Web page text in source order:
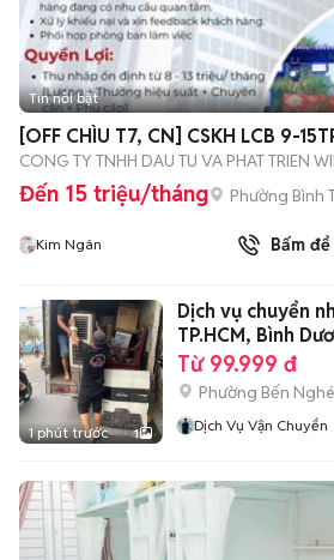
Tin nổi bật
[OFF CHÌU T7, CN] CSKH LCB 9-
CONG TY TNHH DAU TU VA PHAT TRIEN
Đến 15 triệu/tháng Phường Bình
Kim Ngân Bấm
1 phút trước 1
Dịch vụ chuyển
TP.HCM, Bình
Từ 99.999 đ
Phường Bến Nghé
Dịch Vụ Vận Chuyển